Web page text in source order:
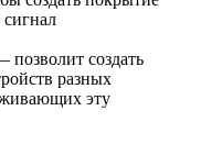
сигнал
позволит создать
разных
эту